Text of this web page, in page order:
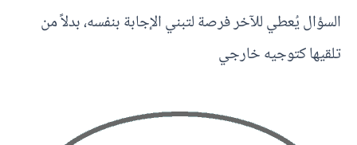
السؤال يُعطي للآخر فرصة لتبني الإجابة بنفسه، بدلاً من
تلقيها كتوجيه خارجي